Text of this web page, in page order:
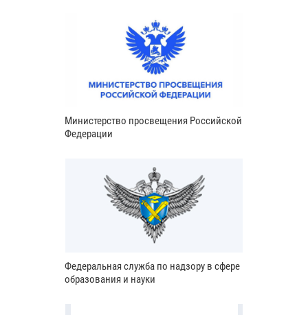
Министерство просвещения Российской
Федерации
Федеральная служба по надзору в сфере
образования и науки